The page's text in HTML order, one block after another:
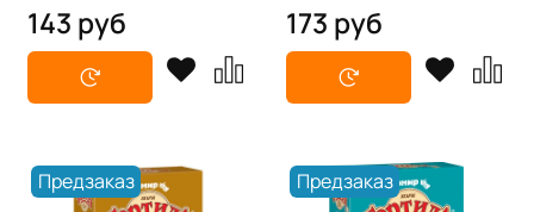
143 руб 173 руб
Предзаказ Предзаказ